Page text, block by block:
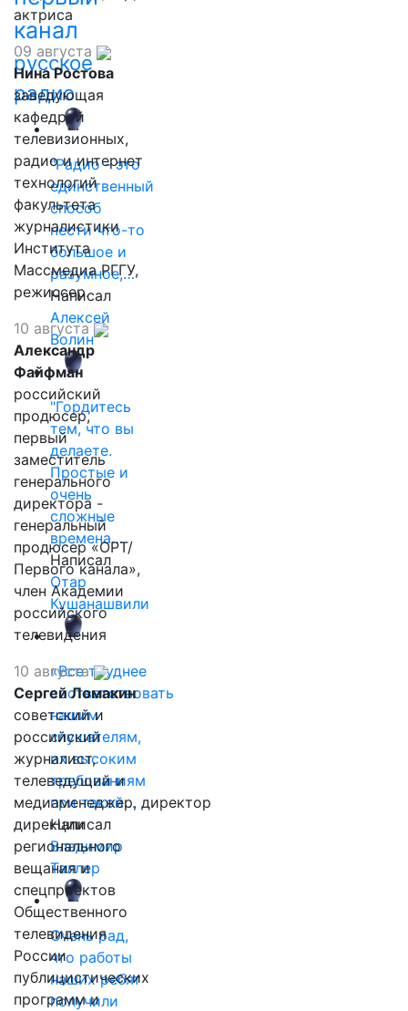
канал
русское
радио
"Радио - это
единственный
способ
нести что-то
большое и
разумное,…
Написал
Алексей
Волин
"Гордитесь
тем, что вы
делаете.
Простые и
очень
сложные
времена…
Написал
Отар
Кушанашвили
«Все труднее
соответствовать
нашим
слушателям,
их высоким
требованиям
при такой…
Написал
Владимир
Таллер
Очень рад,
что работы
наших ребят
получили
актриса
09 августа
Нина Ростова
заведующая
кафедрой
телевизионных,
радио и интернет
технологий
факультета
журналистики
Института
Массмедиа РГГУ,
режиссер.
10 августа
Александр
Файфман
российский
продюсер,
первый
заместитель
генерального
директора -
генеральный
продюсер «ОРТ/
Первого канала»,
член Академии
российского
телевидения
10 августа
Сергей Ломакин
советский и
российский
журналист,
телеведущий и
медиаменеджер, директор
дирекции
регионального
вещания и
спецпроектов
Общественного
телевидения
России
публицистических
программ и